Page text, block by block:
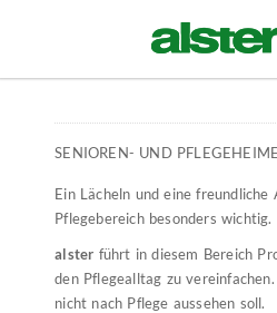
SENIOREN- UND PFLEGEHEIME
Ein Lächeln und eine freundliche
Pflegebereich besonders wichtig.
alster führt in diesem Bereich
den Pflegealltag zu
nicht nach Pflege aussehen soll.